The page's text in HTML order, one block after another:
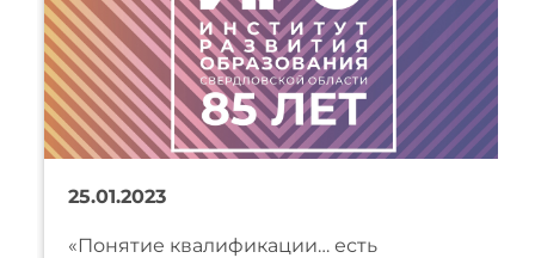
25.01.2023
«Понятие квалификации… есть